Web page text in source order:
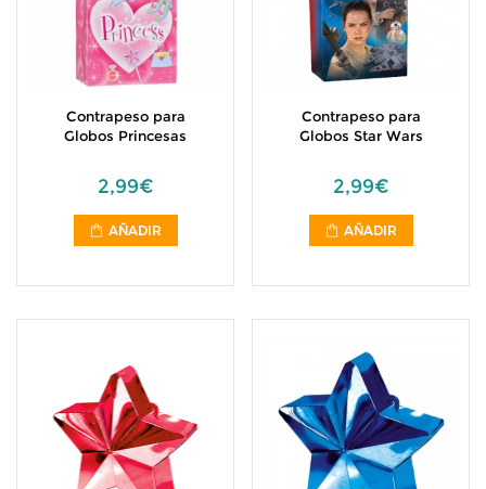
Contrapeso para
Globos Princesas
2,99€
AÑADIR
Contrapeso para
Globos Star Wars
2,99€
AÑADIR